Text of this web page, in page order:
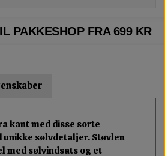
PAKKESHOP FRA 699 KR
kant med disse sorte
unikke sølvdetaljer. Støvlen
med sølvindsats og et